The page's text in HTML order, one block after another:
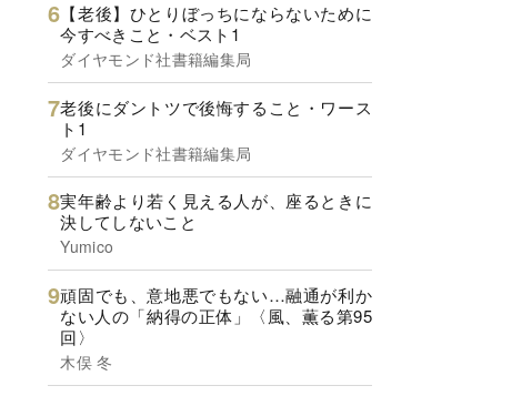
【老後】ひとりぼっちにならないために
今すべきこと・ベスト1
ダイヤモンド社書籍編集局
老後にダントツで後悔すること・ワース
ト1
ダイヤモンド社書籍編集局
実年齢より若く見える人が、座るときに
決してしないこと
Yumico
頑固でも、意地悪でもない…融通が利か
ない人の「納得の正体」〈風、薫る第95
回〉
木俣 冬